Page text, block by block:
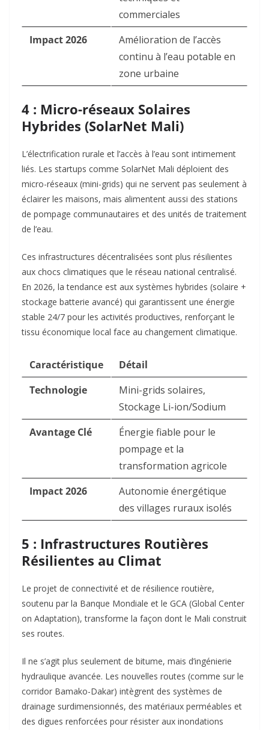
commerciales
Impact 2026
Amélioration de l’accès
continu à l’eau potable en
zone urbaine
4 : Micro-réseaux Solaires
Hybrides (SolarNet Mali)
L’électrification rurale et l’accès à l’eau sont intimement
liés. Les startups comme SolarNet Mali déploient des
micro-réseaux (mini-grids) qui ne servent pas seulement à
éclairer les maisons, mais alimentent aussi des stations
de pompage communautaires et des unités de traitement
de l’eau.
Ces infrastructures décentralisées sont plus résilientes
aux chocs climatiques que le réseau national centralisé.
En 2026, la tendance est aux systèmes hybrides (solaire +
stockage batterie avancé) qui garantissent une énergie
stable 24/7 pour les activités productives, renforçant le
tissu économique local face au changement climatique.
Caractéristique
Détail
Technologie
Mini-grids solaires,
Stockage Li-ion/Sodium
Avantage Clé
Énergie fiable pour le
pompage et la
transformation agricole
Impact 2026
Autonomie énergétique
des villages ruraux isolés
5 : Infrastructures Routières
Résilientes au Climat
Le projet de connectivité et de résilience routière,
soutenu par la Banque Mondiale et le GCA (Global Center
on Adaptation), transforme la façon dont le Mali construit
ses routes.
Il ne s’agit plus seulement de bitume, mais d’ingénierie
hydraulique avancée. Les nouvelles routes (comme sur le
corridor Bamako-Dakar) intègrent des systèmes de
drainage surdimensionnés, des matériaux perméables et
des digues renforcées pour résister aux inondations